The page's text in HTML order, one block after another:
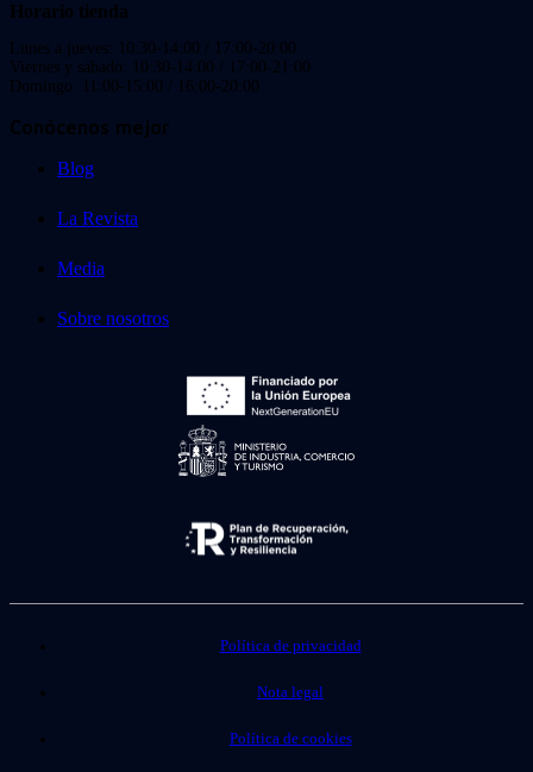
Horario tienda
Lunes a jueves: 10:30-14:00 / 17:00-20:00
Viernes y sábado: 10:30-14:00 / 17:00-21:00
Domingo: 11:00-15:00 / 16:00-20:00
Conócenos mejor
Blog
La Revista
Media
Sobre nosotros
Política de privacidad
Nota legal
Política de cookies